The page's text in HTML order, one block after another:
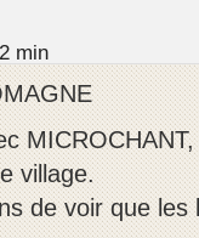
min
village.
de voir que les